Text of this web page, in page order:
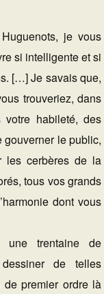
je vous
si intelligente et si
[…] Je savais que,
trouveriez, dans
votre habileté, des
gouverner le public,
les cerbères de la
tous vos grands
dont vous
une trentaine de
de telles
de premier ordre là